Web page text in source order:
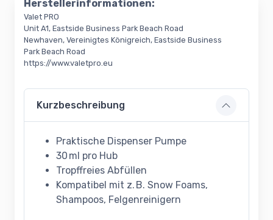
Herstellerinformationen:
Valet PRO
Unit A1, Eastside Business Park Beach Road
Newhaven, Vereinigtes Königreich, Eastside Business
Park Beach Road
https://www.valetpro.eu
Kurzbeschreibung
Praktische Dispenser Pumpe
30 ml pro Hub
Tropffreies Abfüllen
Kompatibel mit z. B. Snow Foams,
Shampoos, Felgenreinigern